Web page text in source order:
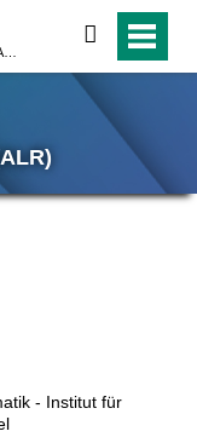
search
- Institut für